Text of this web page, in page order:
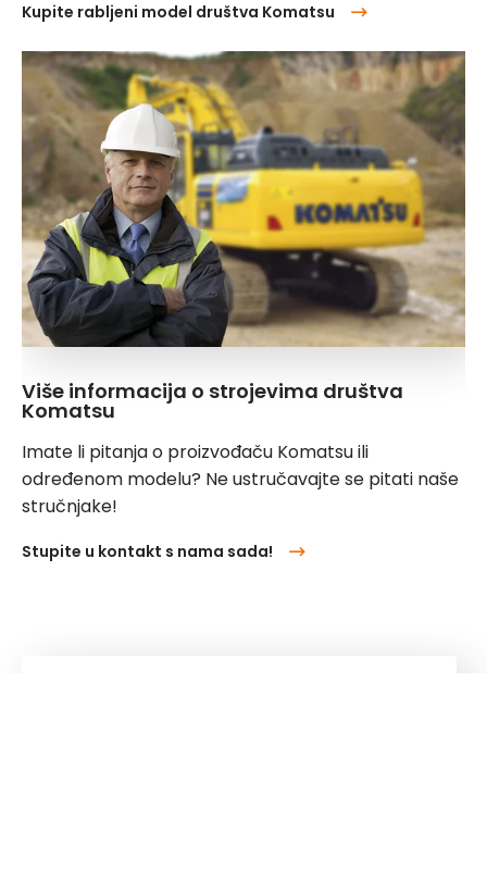
Kupite rabljeni model društva Komatsu
Više informacija o strojevima društva
Komatsu
Imate li pitanja o proizvođaču Komatsu ili
određenom modelu? Ne ustručavajte se pitati naše
stručnjake!
Stupite u kontakt s nama sada!